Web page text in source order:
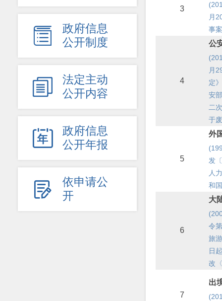

政府信息
公开制度

法定主动
公开内容

政府信息
公开年报

依申请公
开
3
月
事
4
公
月
定
安
二
于
5
外
发
人
和
6
大
令
旅
日
改
7
出